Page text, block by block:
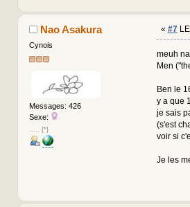
Nao Asakura
Cynois
Messages: 426
Sexe:
..... {*}
« #7LE
meuh
Men
Ben le
y a que
je sais
(s'est
voir si
Je les